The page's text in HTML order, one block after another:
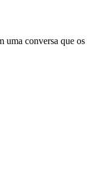
uma conversa que os